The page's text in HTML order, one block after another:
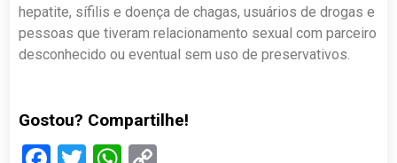
hepatite, sífilis e doença de chagas, usuários de drogas e
pessoas que tiveram relacionamento sexual com parceiro
desconhecido ou eventual sem uso de preservativos.
Gostou? Compartilhe!